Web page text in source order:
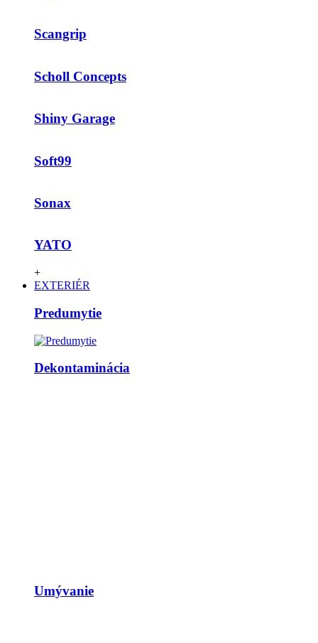
Scangrip
Scholl Concepts
Shiny Garage
Soft99
Sonax
YATO
+
EXTERIÉR
Predumytie
Dekontaminácia
Umývanie